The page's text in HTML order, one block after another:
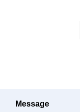
Message